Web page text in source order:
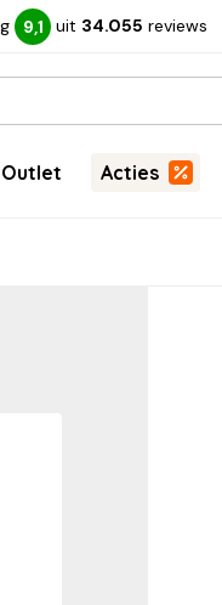
9,1 uit 34.055 reviews
Outlet Acties